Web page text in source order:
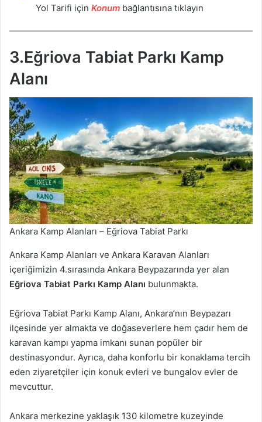
Yol Tarifi için Konum bağlantısına tıklayın
3.Eğriova Tabiat Parkı Kamp
Alanı
Ankara Kamp Alanları – Eğriova Tabiat Parkı
Ankara Kamp Alanları ve Ankara Karavan Alanları
içeriğimizin 4.sırasında Ankara Beypazarında yer alan
Eğriova Tabiat Parkı Kamp Alanı bulunmakta.
Eğriova Tabiat Parkı Kamp Alanı, Ankara’nın Beypazarı
ilçesinde yer almakta ve doğaseverlere hem çadır hem de
karavan kampı yapma imkanı sunan popüler bir
destinasyondur. Ayrıca, daha konforlu bir konaklama tercih
eden ziyaretçiler için konuk evleri ve bungalov evler de
mevcuttur.
Ankara merkezine yaklaşık 130 kilometre kuzeyinde